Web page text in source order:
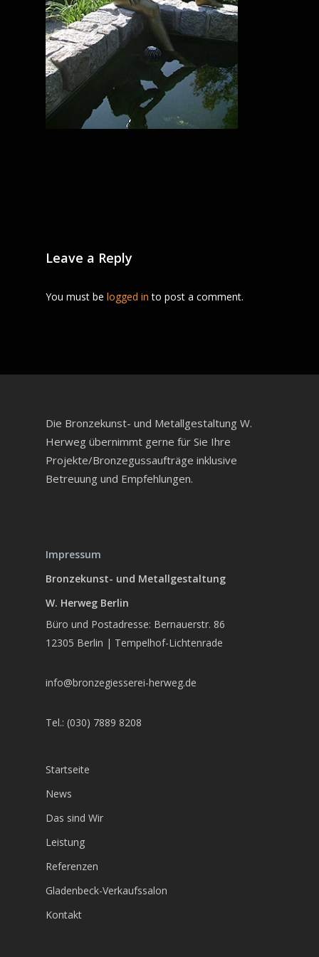
Leave a Reply
You must be logged in to post a comment.
Die Bronzekunst- und Metallgestaltung W.
Herweg übernimmt gerne für Sie Ihre
Projekte/Bronzegussaufträge inklusive
Betreuung und Empfehlungen.
Impressum
Bronzekunst- und Metallgestaltung
W. Herweg Berlin
Büro und Postadresse: Bernauerstr. 86
12305 Berlin | Tempelhof-Lichtenrade
info@bronzegiesserei-herweg.de
Tel.: (030) 7889 8208
Startseite
News
Das sind Wir
Leistung
Referenzen
Gladenbeck-Verkaufssalon
Kontakt